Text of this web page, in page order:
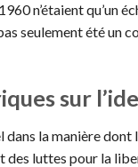
n’étaient
seulement été
sur
la manière
luttes pour la